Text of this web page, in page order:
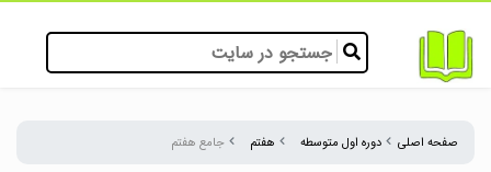
صفحه اصلی دوره اول متوسطه هفتم جامع هفتم